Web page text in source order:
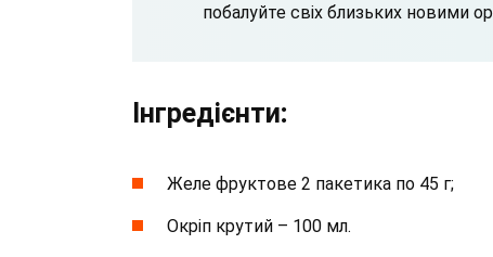
побалуйте свіх близьких новими
Інгредієнти:
Желе фруктове 2 пакетика по 45 г;
Окріп крутий – 100 мл.